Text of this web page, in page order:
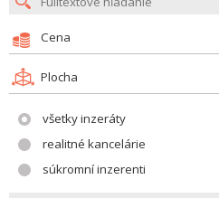
Cena
Plocha
všetky inzeráty
realitné kancelárie
súkromní inzerenti